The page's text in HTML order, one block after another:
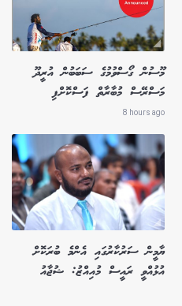
މޫސުން ގޯސްވުމުގެ ސަބަބުން އުރީދޫ
މަސްރޭސް މުބާރާތް ފަސްކޮށްފި
8 hours ago
ޔާމީން ސަރުކާރުގައި އެންމެ ބުރަކޮށް
އުޅުއްވީ ރައީސް މުއިއްޒު: ޝުޖާއު